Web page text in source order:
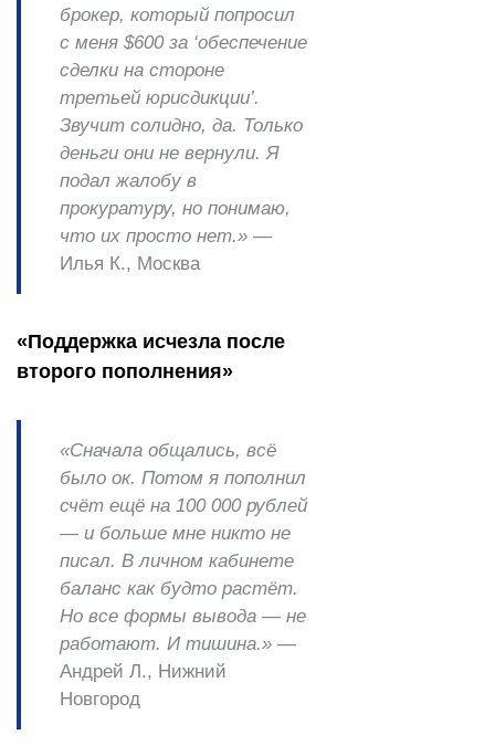
брокер, который попросил
с меня $600 за ‘обеспечение
сделки на стороне
третьей юрисдикции’.
Звучит солидно, да. Только
деньги они не вернули. Я
подал жалобу в
прокуратуру, но понимаю,
что их просто нет.» —
Илья К., Москва
«Поддержка исчезла после
второго пополнения»
«Сначала общались, всё
было ок. Потом я пополнил
счёт ещё на 100 000 рублей
— и больше мне никто не
писал. В личном кабинете
баланс как будто растёт.
Но все формы вывода — не
работают. И тишина.» —
Андрей Л., Нижний
Новгород